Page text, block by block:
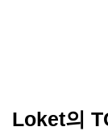
Loket의